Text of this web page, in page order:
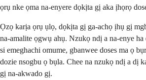
ọrụ nke ọma na-enyere dọkịta gị aka ịhọrọ
Ọzọ karịa ọrụ ụlọ, dọkịta gị ga-achọ ịhụ gị
na-amalite ọgwụ ahụ. Nzukọ ndị a na-enye
si emeghachi omume, gbanwee doses ma ọ
dozie nsogbu ọ bụla. Chee na nzukọ ndị a dị
gị na-akwado gị.